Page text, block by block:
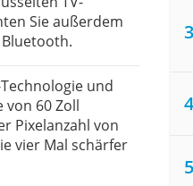
Sie außerdem
Bluetooth.
und
60 Zoll
Pixelanzahl von
vier Mal schärfer